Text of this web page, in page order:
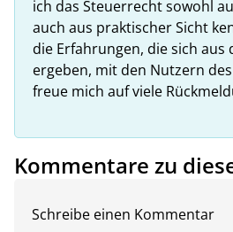
ich das Steuerrecht sowohl
auch aus praktischer Sicht
die Erfahrungen, die sich
ergeben, mit den Nutzern
freue mich auf viele
Kommentare zu
Schreibe einen Kommentar